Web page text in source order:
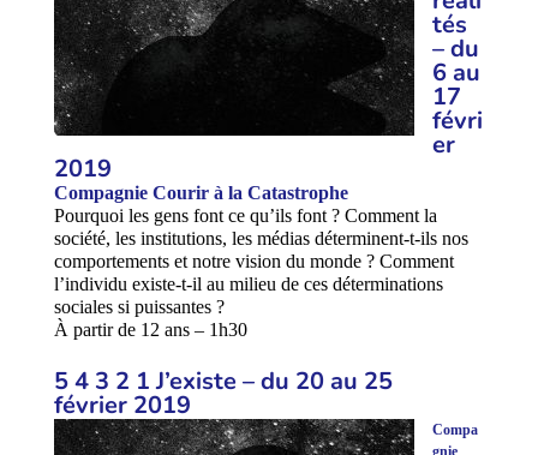
tés
– du
6 au
17
févri
er
2019
Compagnie Courir à la Catastrophe
Pourquoi les gens font ce qu’ils font ? Comment la
société, les institutions, les médias déterminent-t-ils nos
comportements et notre vision du monde ? Comment
l’individu existe-t-il au milieu de ces déterminations
sociales si puissantes ?
À partir de 12 ans – 1h30
5 4 3 2 1 J’existe – du 20 au 25
février 2019
Compa
gnie